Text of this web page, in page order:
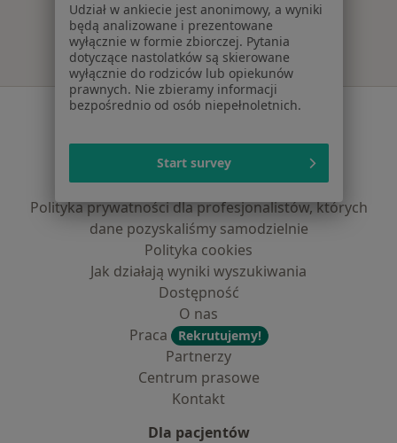
Serwis
Regulamin
Polityka prywatności pacjentów
Polityka prywatności profesjonalistów
Polityka prywatności dla profesjonalistów, których
dane pozyskaliśmy samodzielnie
Polityka cookies
Jak działają wyniki wyszukiwania
Dostępność
O nas
Praca
Rekrutujemy!
Partnerzy
Centrum prasowe
Kontakt
Dla pacjentów
Udział w ankiecie jest anonimowy, a wyniki
będą analizowane i prezentowane
wyłącznie w formie zbiorczej. Pytania
dotyczące nastolatków są skierowane
wyłącznie do rodziców lub opiekunów
prawnych. Nie zbieramy informacji
bezpośrednio od osób niepełnoletnich.
Start survey